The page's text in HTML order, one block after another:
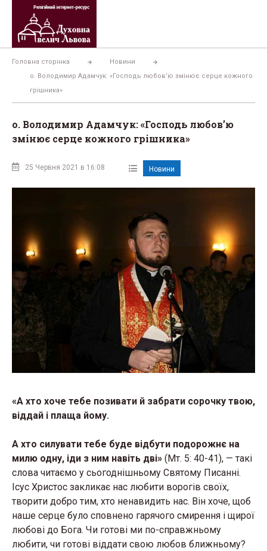
Перейти
вмісту
Головна сторінка
Новини
о. Володимир Адамчук: «Господь любов’ю змінює серце кожного
грішника»
о. Володимир Адамчук: «Господь любов’ю
змінює серце кожного грішника»
25 Червня 2021 в 16:08 Новини
«А хто хоче тебе позивати й забрати сорочку твою,
віддай і плаща йому.
А хто силувати тебе буде відбути подорожнє на
милю одну, іди з ним навіть дві» (Мт. 5: 40-41), — такі
слова читаємо у сьогоднішньому Святому Писанні.
Ісус Христос закликає нас любити ворогів своїх,
творити добро тим, хто ненавидить нас. Він хоче, щоб
наше серце було сповнено гарячого смирення і щирої
любові до Бога. Чи готові ми по-справжньому
любити, чи готові віддати свою любов ближньому?